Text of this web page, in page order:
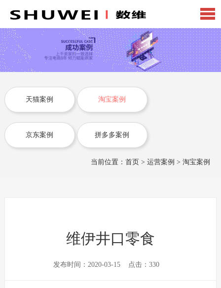
天猫案例 淘宝案例
京东案例 拼多多案例
当前位置：首页 >运营案例 >淘宝案例
维伊井口零食
发布时间：2020-03-15 点击：330